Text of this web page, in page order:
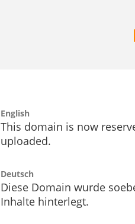
English
This domain is now
uploaded.
Deutsch
Diese Domain wurde
Inhalte hinterlegt.